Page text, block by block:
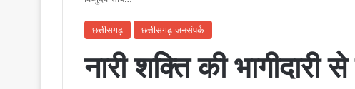
छत्तीसगढ़ छत्तीसगढ़ जनसंपर्क
नारी शक्ति की